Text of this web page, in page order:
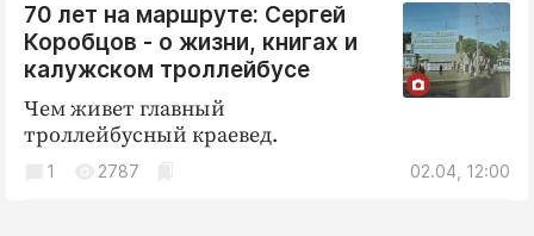
70 лет на маршруте: Сергей
Коробцов - о жизни, книгах и
калужском троллейбусе
Чем живет главный
троллейбусный краевед.
02.04, 12:00
1 2787